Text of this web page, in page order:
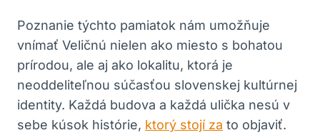
Poznanie ‍týchto pamiatok nám ⁤umožňuje
vnímať Veličnú nielen ako⁢ miesto ⁣s ⁢bohatou
prírodou, ale aj ako lokalitu, ktorá je
neoddeliteľnou súčasťou slovenskej kultúrnej
identity. Každá budova⁤ a každá ⁣ulička nesú v ​
sebe kúsok histórie, ktorý stojí za to ⁢objaviť.